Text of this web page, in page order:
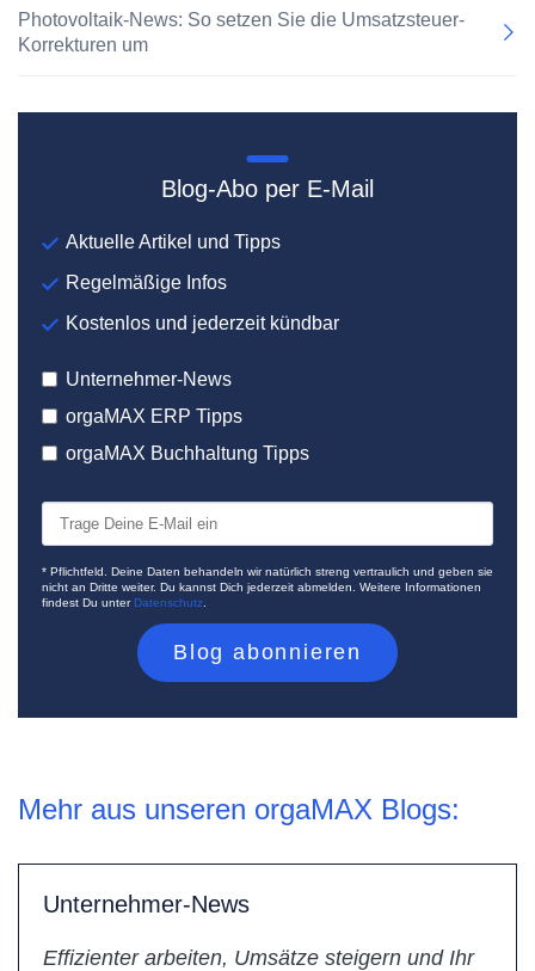
Photovoltaik-News: So setzen Sie die Umsatzsteuer-
Korrekturen um
Blog-Abo per E-Mail
Aktuelle Artikel und Tipps
Regelmäßige Infos
Kostenlos und jederzeit kündbar
Unternehmer-News
orgaMAX ERP Tipps
orgaMAX Buchhaltung Tipps
* Pflichtfeld. Deine Daten behandeln wir natürlich streng vertraulich und geben sie
nicht an Dritte weiter. Du kannst Dich jederzeit abmelden. Weitere Informationen
findest Du unterDatenschutz.
Mehr aus unseren orgaMAX Blogs:
Unternehmer-News
Effizienter arbeiten, Umsätze steigern und Ihr